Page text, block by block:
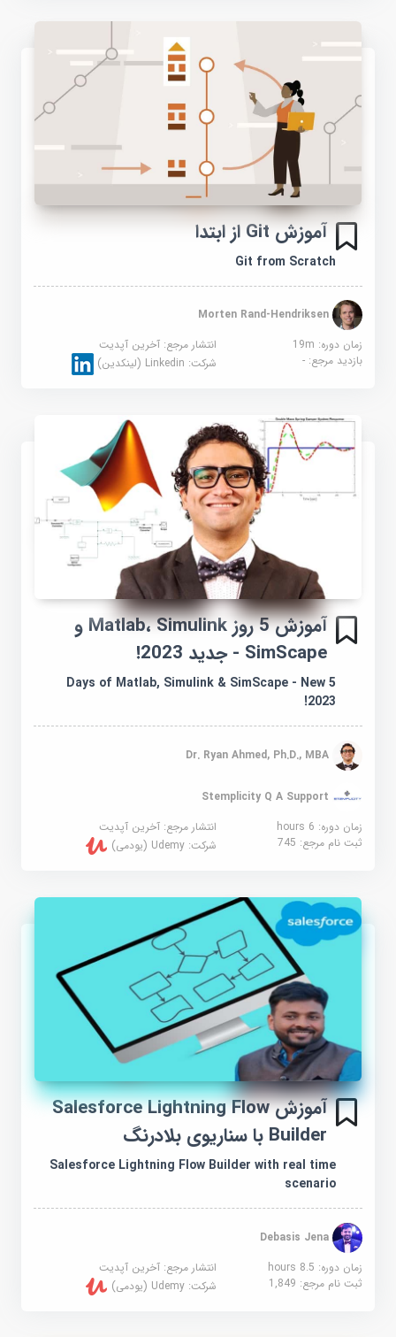
آموزش Git از ابتدا
Git from Scratch
Morten Rand-Hendriksen
زمان دوره: 19m
انتشار مرجع:آخرین آپدیت
بازدید مرجع:- شرکت:Linkedin (لینکدین)
آموزش 5 روز Matlab، Simulink و
SimScape - جدید 2023!
5 Days of Matlab, Simulink & SimScape - New
2023!
Dr. Ryan Ahmed, Ph.D., MBA
Stemplicity Q A Support
زمان دوره: 6 hours
انتشار مرجع:آخرین آپدیت
ثبت نام مرجع:745 شرکت:Udemy (یودمی)
آموزش Salesforce Lightning Flow
Builder با سناریوی بلادرنگ
Salesforce Lightning Flow Builder with real time
scenario
Debasis Jena
زمان دوره: 8.5 hours
انتشار مرجع:آخرین آپدیت
ثبت نام مرجع:1,849 شرکت:Udemy (یودمی)